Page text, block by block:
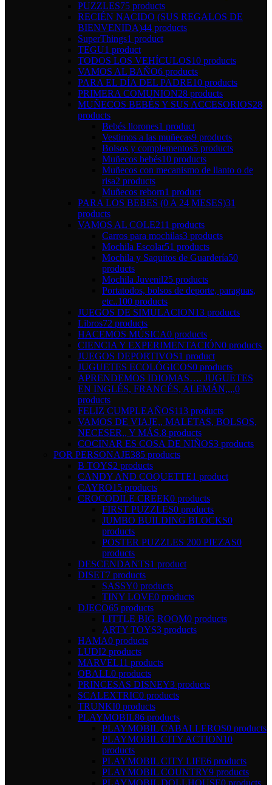
PUZZLES75 products
RECIÉN NACIDO (SUS REGALOS DE
BIENVENIDA)44 products
SuperThings1 product
TEGU1 product
TODOS LOS VEHÍCULOS10 products
VAMOS AL BAÑO6 products
PARA EL DÍA DEL PADRE10 products
PRIMERA COMUNION28 products
MUÑECOS BEBÉS Y SUS ACCESORIOS28
products
Bebés llorones1 product
Vestimos a las muñecas9 products
Bolsos y complementos5 products
Muñecos bebés10 products
Muñecos con mecanismo de llanto o de
risa2 products
Muñecos reborn1 product
PARA LOS BEBES (0 A 24 MESES)31
products
VAMOS AL COLE211 products
Carros para mochilas3 products
Mochila Escolar51 products
Mochila y Saquitos de Guardería50
products
Mochila Juvenil25 products
Portatodos, bolsos de deporte, paraguas,
etc..100 products
JUEGOS DE SIMULACION13 products
Libros72 products
HACEMOS MÚSICA0 products
CIENCIA Y EXPERIMENTACIÓN0 products
JUEGOS DEPORTIVOS1 product
JUGUETES ECOLÓGICOS0 products
APRENDEMOS IDIOMAS…. JUGUETES
EN INGLÉS, FRANCÉS, ALEMÁN,,,,0
products
FELIZ CUMPLEAÑOS113 products
VAMOS DE VIAJE,, MALETAS, BOLSOS,
NECESER,, Y MÁS.8 products
COCINAR ES COSA DE NIÑOS3 products
POR PERSONAJE385 products
B TOYS2 products
CANDY AND COQUETTE1 product
CAYRO15 products
CROCODILE CREEK0 products
FIRST PUZZLES0 products
JUMBO BUILDING BLOCKS0
products
POSTER PUZZLES 200 PIEZAS0
products
DESCENDANTS1 product
DISET7 products
SASSY0 products
TINY LOVE0 products
DJECO65 products
LITTLE BIG ROOM0 products
ARTY TOYS3 products
HAMA0 products
LUDI2 products
MARVEL11 products
OBALL0 products
PRINCESAS DISNEY3 products
SCALEXTRIC0 products
TRUNKI0 products
PLAYMOBIL86 products
PLAYMOBIL CABALLEROS0 products
PLAYMOBIL CITY ACTION10
products
PLAYMOBIL CITY LIFE6 products
PLAYMOBIL COUNTRY9 products
PLAYMOBIL DOLLHOUSE0 products